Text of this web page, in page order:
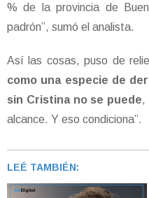
% de la provincia de
padrón”, sumó el analista.
Así las cosas, puso de
como una especie de
sin Cristina no se puede,
alcance. Y eso condiciona”.
LEÉ TAMBIÉN: